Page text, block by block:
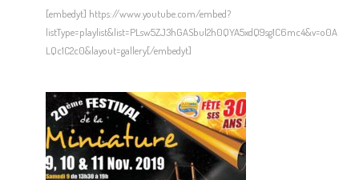
[embedyt] https://www.youtube.com/embed?
listType=playlist&list=PLsw5ZJ3hGASbul2h0QYA5xdQ9sg1C6mc4&v=o0A
LQc1C2c0&layout=gallery[/embedyt]